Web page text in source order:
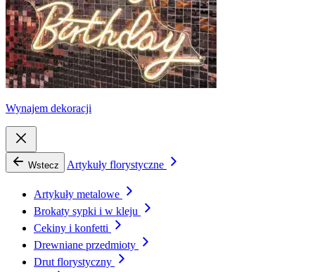
Wynajem dekoracji
Wstecz Artykuły florystyczne
Artykuły metalowe
Brokaty sypki i w kleju
Cekiny i konfetti
Drewniane przedmioty
Drut florystyczny